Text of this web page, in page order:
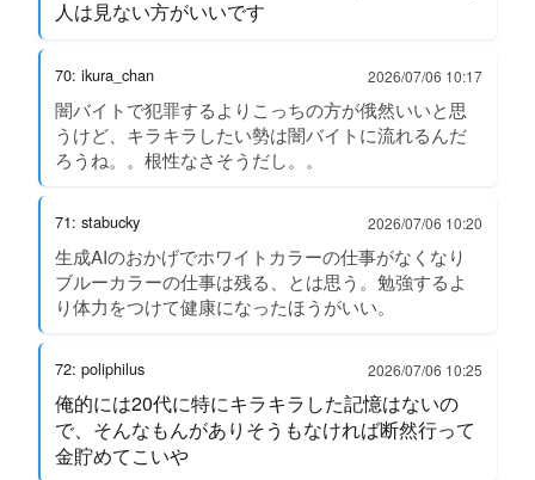
人は見ない方がいいです
70: ikura_chan 2026/07/06 10:17
闇バイトで犯罪するよりこっちの方が俄然いいと思
うけど、キラキラしたい勢は闇バイトに流れるんだ
ろうね。。根性なさそうだし。。
71: stabucky 2026/07/06 10:20
生成AIのおかげでホワイトカラーの仕事がなくなり
ブルーカラーの仕事は残る、とは思う。勉強するよ
り体力をつけて健康になったほうがいい。
72: poliphilus 2026/07/06 10:25
俺的には20代に特にキラキラした記憶はないの
で、そんなもんがありそうもなければ断然行って
金貯めてこいや